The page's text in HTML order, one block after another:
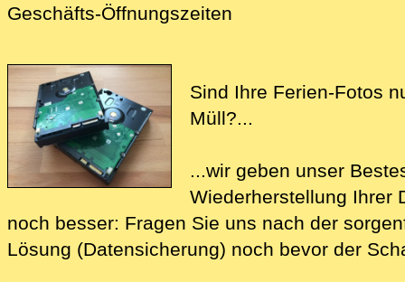
Geschäfts-Öffnungszeiten
Sind Ihre Ferien-Fotos
Müll?...
...wir geben unser
Wiederherstellung
noch bes‍ser: Fragen Sie uns nach der
Lösung (Datensicherung) noch bevor der